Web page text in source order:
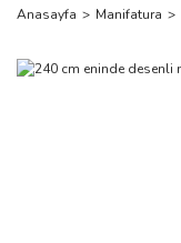
Anasayfa Manifatura